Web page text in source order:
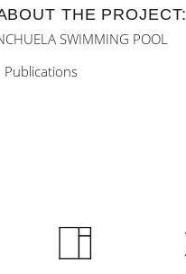
THE PROJECT:
SWIMMING POOL
Publications